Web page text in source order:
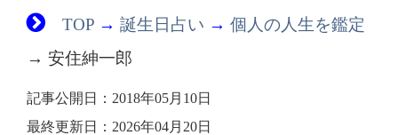
TOP → 誕生日占い → 個人の人生を鑑定
→ 安住紳一郎
記事公開日：2018年05月10日
最終更新日：2026年04月20日